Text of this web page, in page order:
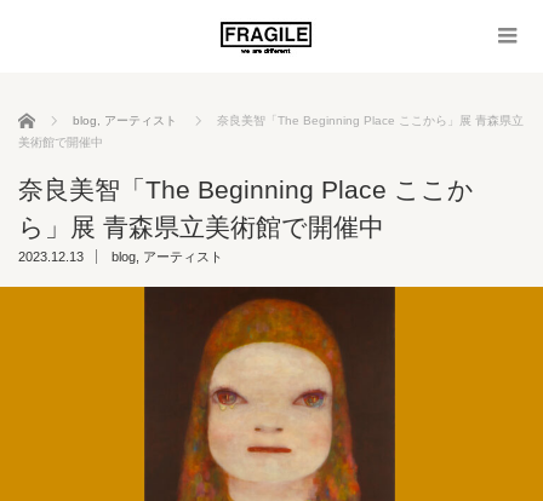
ホーム blog アーティスト
奈良美智「The Beginning Place ここから」展 青森県立
美術館で開催中
奈良美智「The Beginning Place ここか
ら」展 青森県立美術館で開催中
2023.12.13 blog アーティスト